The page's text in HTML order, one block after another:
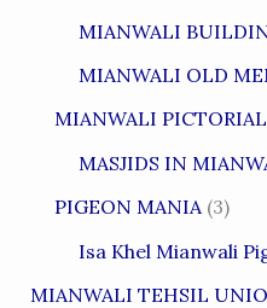
MIANWALI
MIANWALI OLD
MIANWALI
MASJIDS IN
PIGEON MANIA (3)
Isa Khel Mianwali
MIANWALI TEHSIL